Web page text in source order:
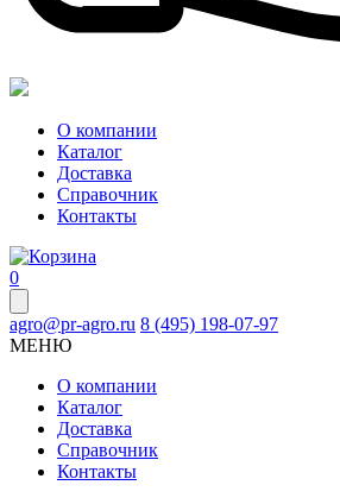
О компании
Каталог
Доставка
Справочник
Контакты
0
agro@pr-agro.ru 8 (495) 198-07-97
МЕНЮ
О компании
Каталог
Доставка
Справочник
Контакты